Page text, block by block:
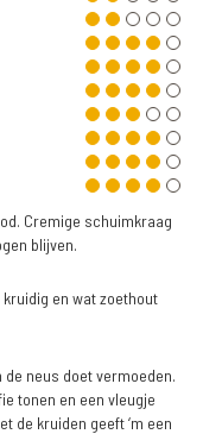
Cremige schuimkraag
blijven.
en wat zoethout
de neus doet vermoeden.
tonen en een vleugje
de kruiden geeft ‘m een